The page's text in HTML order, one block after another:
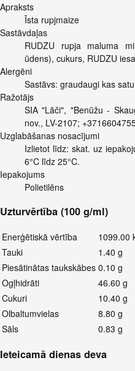
Apraksts
Īsta rupjmaize
Sastāvdaļas
RUDZU rupja maluma
ūdens), cukurs, RUDZU
Alergēni
Sastāvs: graudaugi kas
Ražotājs
SIA "Lāči", "Benūžu -
nov., LV-2107;
Uzglabāšanas nosacījumi
Izlietot līdz: skat. uz
6°C līdz 25°C.
Iepakojums
Polietilēns
Uzturvērtība (100 g/ml)
Enerģētiskā vērtība
1099.00
Tauki
1.40 g
Piesātinātas taukskābes 0.10 g
Ogļhidrāti
46.60 g
Cukuri
10.40 g
Olbaltumvielas
8.80 g
Sāls
0.83 g
Ieteicamā dienas deva